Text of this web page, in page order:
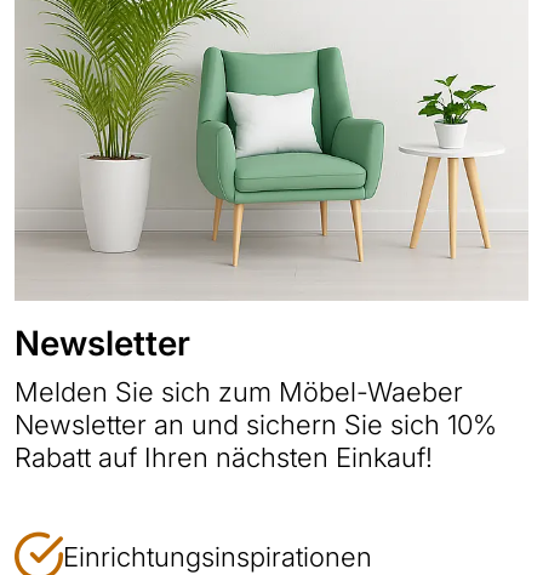
Newsletter
Melden Sie sich zum Möbel-Waeber
Newsletter an und sichern Sie sich 10%
Rabatt auf Ihren nächsten Einkauf!
Einrichtungsinspirationen